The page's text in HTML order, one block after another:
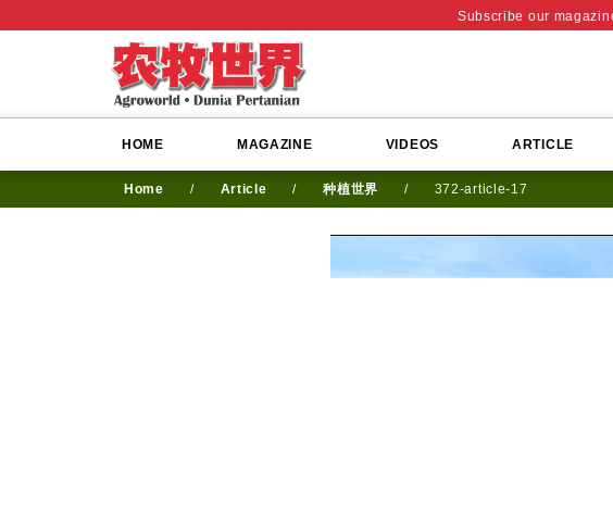
Subscribe our
HOME MAGAZINE VIDEOS ARTICLE
Home / Article / 种植世界 / 372-article-17